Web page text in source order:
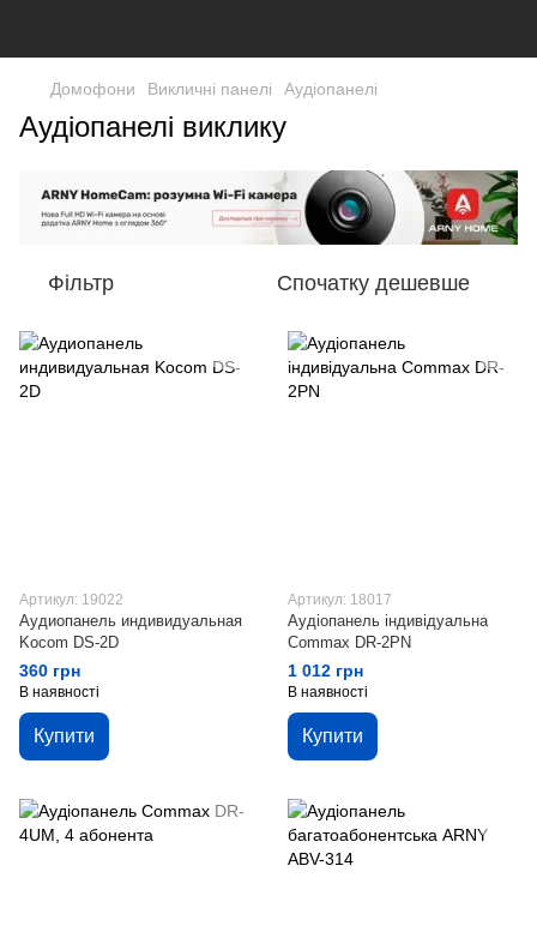
Домофони Викличні панелі Аудіопанелі
Аудіопанелі виклику
Фільтр Спочатку дешевше
Артикул: 19022
Аудиопанель индивидуальная
Kocom DS-2D
360 грн
В наявності
Купити
Артикул: 18017
Аудіопанель індивідуальна
Commax DR-2PN
1 012 грн
В наявності
Купити